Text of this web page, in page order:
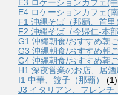
E3 ロケーションカフェ(
E4 ロケーションカフェ(
F1 沖縄そば（那覇、首里
F2 沖縄そば（今帰仁-本部
G1 沖縄朝食/おすすめ朝
G3 沖縄朝食/おすすめ朝
G4 沖縄朝食/おすすめ朝
H1 深夜営業のお店、居酒
I1 中華、餃子（那覇）
(1)
J3 イタリアン、フレンチ